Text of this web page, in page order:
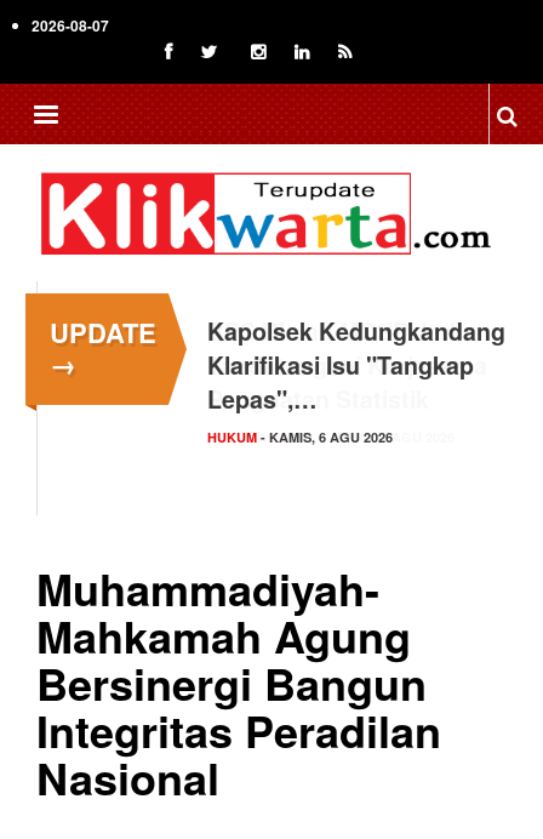
to
content
2026-08-07
UPDATE
→
Kapolsek Kedungkandang
Klarifikasi Isu "Tangkap
Lepas",…
HUKUM - KAMIS, 6 AGU 2026
Muhammadiyah-
Mahkamah Agung
Bersinergi Bangun
Integritas Peradilan
Nasional